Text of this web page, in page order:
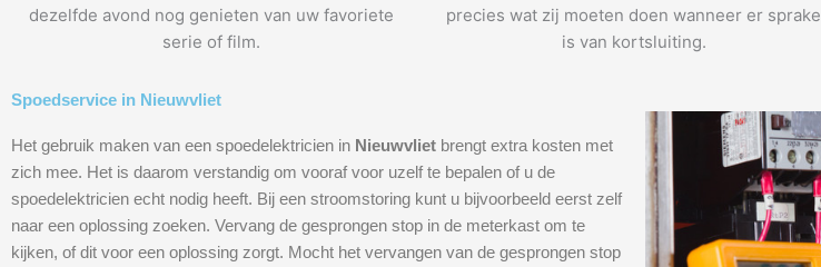
dezelfde avond nog genieten van uw favoriete
serie of film.
precies wat zij moeten doen wanneer er sprake
is van kortsluiting.
Spoedservice in Nieuwvliet
Het gebruik maken van een spoedelektricien in Nieuwvliet brengt extra kosten met
zich mee. Het is daarom verstandig om vooraf voor uzelf te bepalen of u de
spoedelektricien echt nodig heeft. Bij een stroomstoring kunt u bijvoorbeeld eerst zelf
naar een oplossing zoeken. Vervang de gesprongen stop in de meterkast om te
kijken, of dit voor een oplossing zorgt. Mocht het vervangen van de gesprongen stop